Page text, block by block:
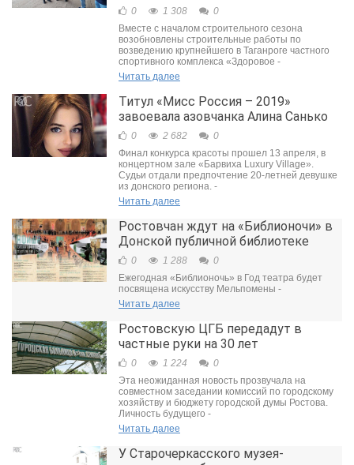
0 1 308
0
Вместе с началом строительного сезона
возобновлены строительные работы по
возведению крупнейшего в Таганроге частного
спортивного комплекса «Здоровое -
Читать далее
Титул «Мисс Россия – 2019»
завоевала азовчанка Алина Санько
0 2 682
0
Финал конкурса красоты прошел 13 апреля, в
концертном зале «Барвиха Luxury Village».
Судьи отдали предпочтение 20-летней девушке
из донского региона. -
Читать далее
Ростовчан ждут на «Библионочи» в
Донской публичной библиотеке
0 1 288
0
Ежегодная «Библионочь» в Год театра будет
посвящена искусству Мельпомены -
Читать далее
Ростовскую ЦГБ передадут в
частные руки на 30 лет
0 1 224
0
Эта неожиданная новость прозвучала на
совместном заседании комиссий по городскому
хозяйству и бюджету городской думы Ростова.
Личность будущего -
Читать далее
У Старочеркасского музея-